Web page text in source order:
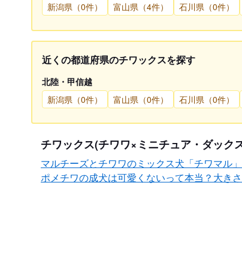
新潟県（0件）
富山県（4件） 石川県（0件）
近くの都道府県のチワックスを探す
北陸・甲信越
新潟県（0件）
富山県（0件） 石川県（0件）
チワックス(チワワ×ミニチュア・ダック
マルチーズとチワワのミックス犬「チワマル
ポメチワの成犬は可愛くないって本当？大き